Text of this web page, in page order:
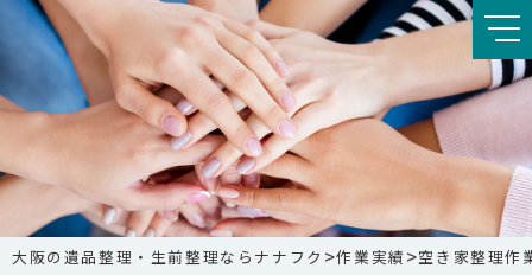
大阪の遺品整理・生前整理ならナナフク >作業実績 >空き家整理作